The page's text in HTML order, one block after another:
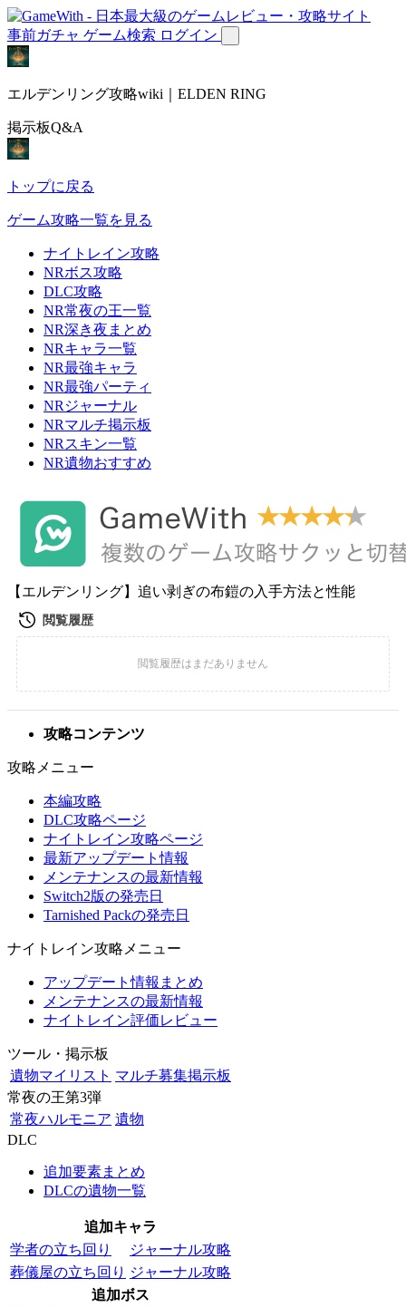
事前ガチャ ゲーム検索 ログイン
エルデンリング攻略wiki｜ELDEN RING
掲示板Q&A
トップに戻る
ゲーム攻略一覧を見る
ナイトレイン攻略
NRボス攻略
DLC攻略
NR常夜の王一覧
NR深き夜まとめ
NRキャラ一覧
NR最強キャラ
NR最強パーティ
NRジャーナル
NRマルチ掲示板
NRスキン一覧
NR遺物おすすめ
【エルデンリング】追い剥ぎの布鎧の入手方法と性能
攻略コンテンツ
攻略メニュー
本編攻略
DLC攻略ページ
ナイトレイン攻略ページ
最新アップデート情報
メンテナンスの最新情報
Switch2版の発売日
Tarnished Packの発売日
ナイトレイン攻略メニュー
アップデート情報まとめ
メンテナンスの最新情報
ナイトレイン評価レビュー
ツール・掲示板
遺物マイリスト マルチ募集掲示板
常夜の王第3弾
常夜ハルモニア 遺物
DLC
追加要素まとめ
DLCの遺物一覧
追加キャラ
学者の立ち回り
ジャーナル攻略
葬儀屋の立ち回り ジャーナル攻略
追加ボス